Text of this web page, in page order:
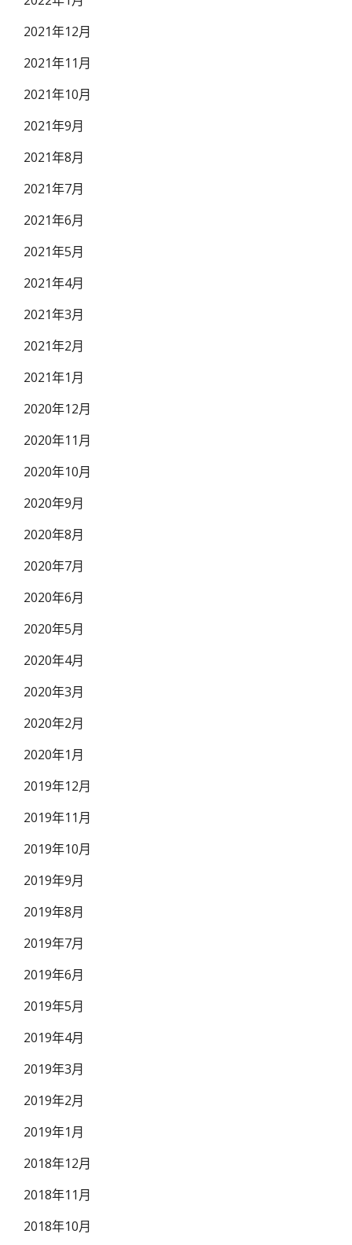
2021年12月
2021年11月
2021年10月
2021年9月
2021年8月
2021年7月
2021年6月
2021年5月
2021年4月
2021年3月
2021年2月
2021年1月
2020年12月
2020年11月
2020年10月
2020年9月
2020年8月
2020年7月
2020年6月
2020年5月
2020年4月
2020年3月
2020年2月
2020年1月
2019年12月
2019年11月
2019年10月
2019年9月
2019年8月
2019年7月
2019年6月
2019年5月
2019年4月
2019年3月
2019年2月
2019年1月
2018年12月
2018年11月
2018年10月